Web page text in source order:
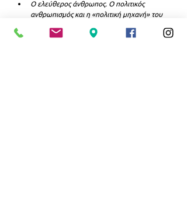
Ο ελεύθερος άνθρωπος. Ο πολιτικός
ανθρωπισμός και η «πολιτική μηχανή» του
Πλάτωνος, Πολιτικός – εισαγωγή,